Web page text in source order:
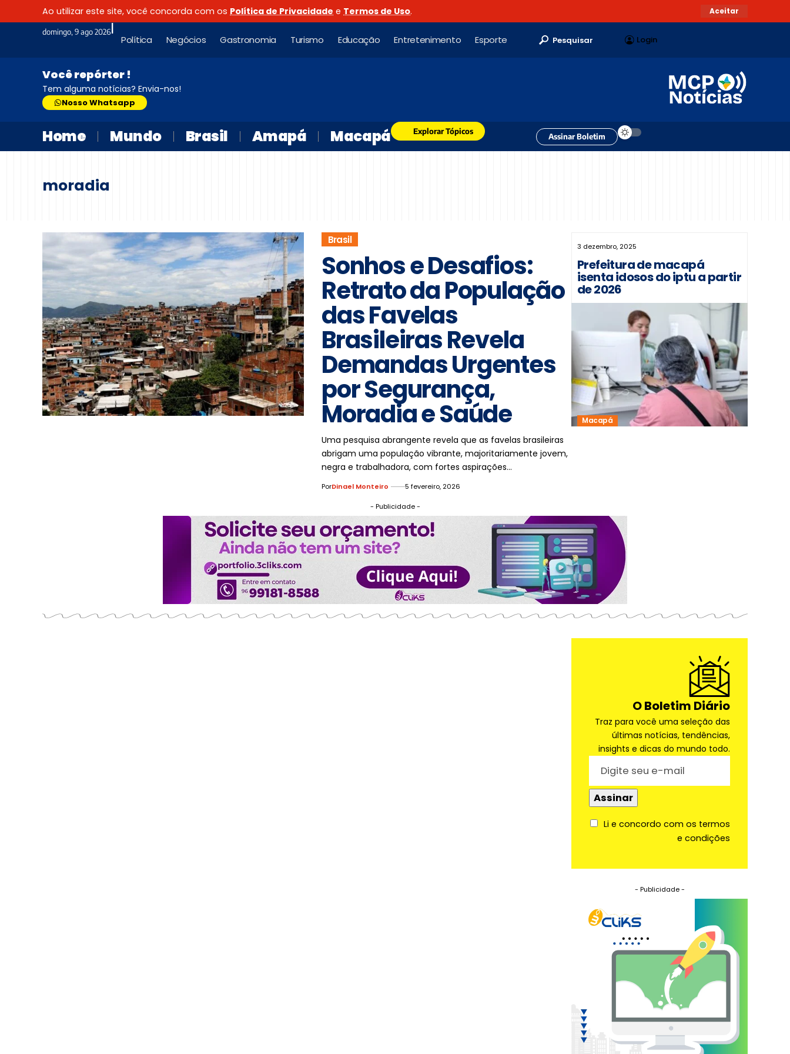
Ao utilizar este site, você concorda com os Política de Privacidade e Termos de Uso. Aceitar
domingo, 9 ago 2026|
Política Negócios Gastronomia Turismo Educação Entretenimento Esporte Pesquisar Login
Você repórter !
Tem alguma notícias? Envia-nos!
Nosso Whatsapp
Home Mundo Brasil Amapá Macapá Explorar Tópicos
Assinar Boletim
moradia
Brasil
Sonhos e Desafios:
Retrato da População
das Favelas
Brasileiras Revela
Demandas Urgentes
por Segurança,
Moradia e Saúde
Uma pesquisa abrangente revela que as favelas brasileiras
abrigam uma população vibrante, majoritariamente jovem,
negra e trabalhadora, com fortes aspirações…
PorDinael Monteiro 5 fevereiro, 2026
3 dezembro, 2025
Prefeitura de macapá
isenta idosos do iptu a partir
de 2026
Macapá
- Publicidade -
O Boletim Diário
Traz para você uma seleção das
últimas notícias, tendências,
insights e dicas do mundo todo.
Li e concordo com os termos
e condições
- Publicidade -